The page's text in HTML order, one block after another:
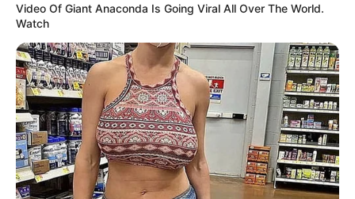
Video Of Giant Anaconda Is Going Viral All Over The World.
Watch